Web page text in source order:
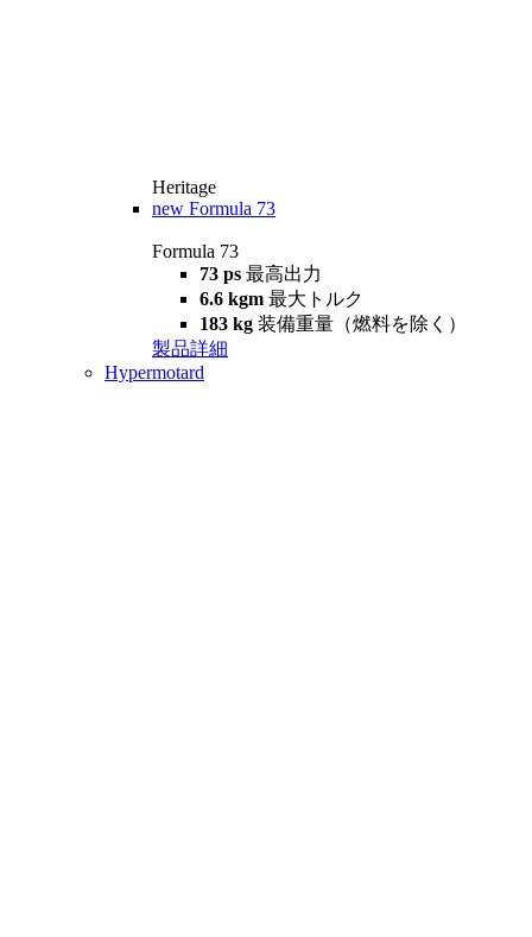
Heritage
new Formula 73
Formula 73
73 ps 最高出力
6.6 kgm 最大トルク
183 kg 装備重量（燃料を除く）
製品詳細
Hypermotard